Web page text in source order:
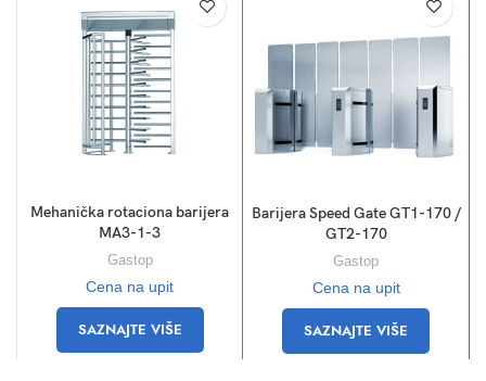
Mehanička rotaciona barijera
MA3-1-3
Gastop
Cena na upit
SAZNAJTE VIŠE
Barijera Speed Gate GT1-170 /
GT2-170
Gastop
Cena na upit
SAZNAJTE VIŠE